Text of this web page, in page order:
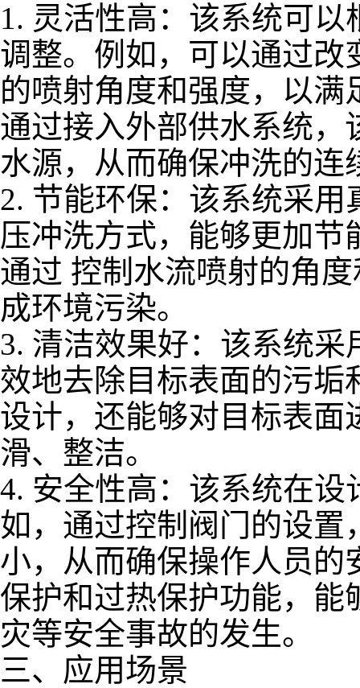
1. 灵活性高：该系统可
调整。例如，可以通过改
的喷射角度和强度，以
通过接入外部供水系统，
水源，从而确保冲洗的连
2. 节能环保：该系统采
压冲洗方式，能够更加
通过 控制水流喷射的角
成环境污染。
3. 清洁效果好：该系统采
效地去除目标表面的污垢
设计，还能够对目标表面
滑、整洁。
4. 安全性高：该系统在
如，通过控制阀门的设置
小，从而确保操作人员的
保护和过热保护功能，能
灾等安全事故的发生。
三、应用场景